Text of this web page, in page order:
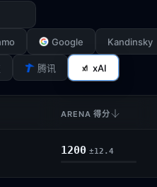
Google Kandinsky
腾讯 xAI
ARENA 得分
1200 ±12.4